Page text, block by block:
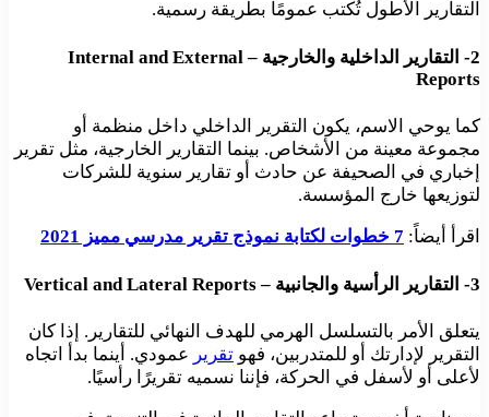
التقارير الأطول تُكتب عمومًا بطريقة رسمية.
2- التقارير الداخلية والخارجية – Internal and External
Reports
كما يوحي الاسم، يكون التقرير الداخلي داخل منظمة أو
مجموعة معينة من الأشخاص. بينما التقارير الخارجية، مثل تقرير
إخباري في الصحيفة عن حادث أو تقارير سنوية للشركات
لتوزيعها خارج المؤسسة.
اقرأ أيضاً: 7 خطوات لكتابة نموذج تقرير مدرسي مميز 2021
3- التقارير الرأسية والجانبية – Vertical and Lateral Reports
يتعلق الأمر بالتسلسل الهرمي للهدف النهائي للتقارير. إذا كان
التقرير لإدارتك أو للمتدربين، فهو تقرير عمودي. أينما بدأ اتجاه
لأعلى أو لأسفل في الحركة، فإننا نسميه تقريرًا رأسيًا.